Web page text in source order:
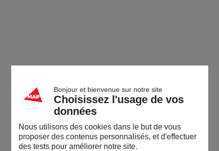
Bonjour et bienvenue sur notre site
Choisissez l'usage de vos
données
Nous utilisons des cookies dans le but de vous
proposer des contenus personnalisés, et d'effectuer
des tests pour améliorer notre site.